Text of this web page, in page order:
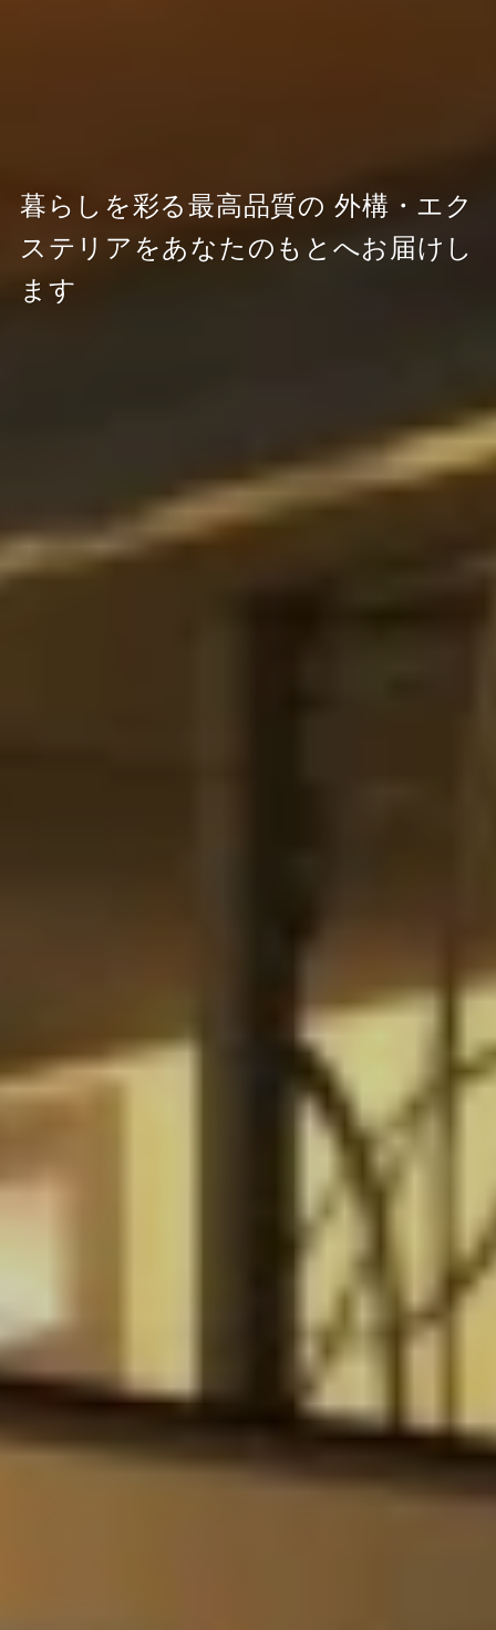
暮らしを彩る最高品質の 外構・エク
ステリアをあなたのもとへお届けし
ます